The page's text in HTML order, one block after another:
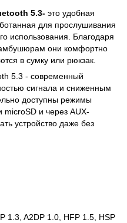
5.3- это удобная
для прослушивания
использования. Благодаря
амбушюрам они комфортно
в сумку или рюкзак.
5.3 - современный
сигнала и сниженным
доступны режимы
microSD и через AUX-
устройство даже без
1.3, A2DP 1.0, HFP 1.5, HSP